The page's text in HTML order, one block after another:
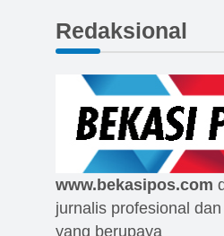
Redaksional
www.bekasipos.com
jurnalis profesional
yang berupaya